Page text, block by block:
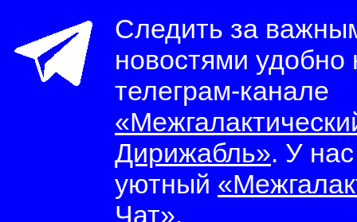
Следить за
новостями
телеграм-канале
Дирижабль». У
уютный
Чат».